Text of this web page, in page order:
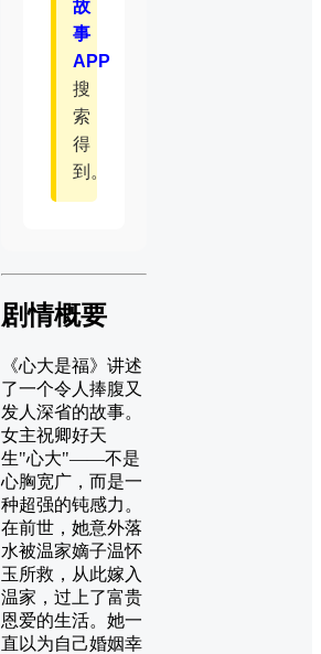
故
事
APP
搜
索
得
到。
剧情概要
《心大是福》讲述
了一个令人捧腹又
发人深省的故事。
女主祝卿好天
生"心大"——不是
心胸宽广，而是一
种超强的钝感力。
在前世，她意外落
水被温家嫡子温怀
玉所救，从此嫁入
温家，过上了富贵
恩爱的生活。她一
直以为自己婚姻幸